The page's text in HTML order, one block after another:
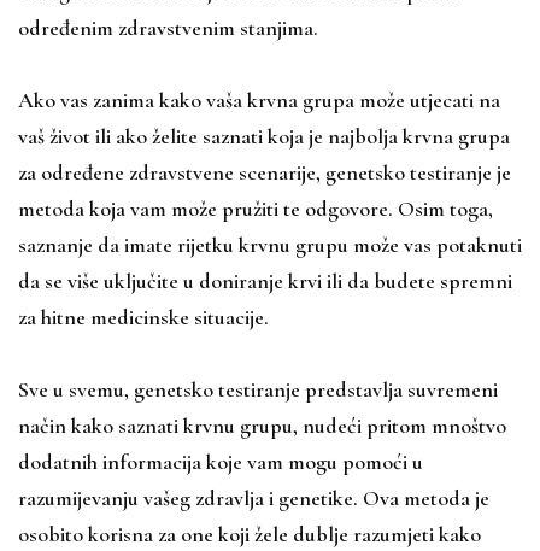
određenim zdravstvenim stanjima.
Ako vas zanima kako vaša krvna grupa može utjecati na
vaš život ili ako želite saznati koja je najbolja krvna grupa
za određene zdravstvene scenarije, genetsko testiranje je
metoda koja vam može pružiti te odgovore. Osim toga,
saznanje da imate rijetku krvnu grupu može vas potaknuti
da se više uključite u doniranje krvi ili da budete spremni
za hitne medicinske situacije.
Sve u svemu, genetsko testiranje predstavlja suvremeni
način kako saznati krvnu grupu, nudeći pritom mnoštvo
dodatnih informacija koje vam mogu pomoći u
razumijevanju vašeg zdravlja i genetike. Ova metoda je
osobito korisna za one koji žele dublje razumjeti kako